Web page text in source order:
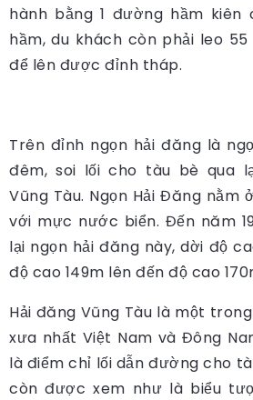
hành bằng 1 đường hầm kiên
hầm, du khách còn phải leo
để lên được đỉnh tháp.
Trên đỉnh ngọn hải đăng là
đêm, soi lối cho tàu bè qua
Vũng Tàu. Ngọn Hải Đăng nằm
với mực nước biển. Đến năm
lại ngọn hải đăng này, dời độ
độ cao 149m lên đến độ cao
Hải đăng Vũng Tàu là một
xưa nhất Việt Nam và Đông
là điểm chỉ lối dẫn đường cho
còn được xem như là biểu